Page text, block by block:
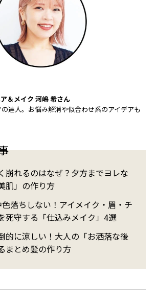
＆メイク 河嶋 希さん
達人。お悩み解消や似合わせ系のアイデアも
崩れるのはなぜ？夕方までヨレな
肌」の作り方
落ちしない！アイメイク・眉・チ
死守する「仕込みメイク」4選
的に涼しい！大人の「お洒落な後
まとめ髪の作り方